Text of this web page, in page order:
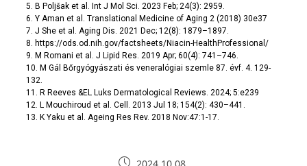
5. B Poljšak et al. Int J Mol Sci. 2023 Feb; 24(3): 2959.
6. Y Aman et al. Translational Medicine of Aging 2 (2018) 30e37
7. J She et al. Aging Dis. 2021 Dec; 12(8): 1879–1897.
8. https://ods.od.nih.gov/factsheets/Niacin-HealthProfessional/
9. M Romani et al. J Lipid Res. 2019 Apr; 60(4): 741–746.
10. M Gál Bőrgyógyászati és veneralógiai szemle 87. évf. 4. 129-
132.
11. R Reeves &EL Luks Dermatological Reviews. 2024; 5:e239
12. L Mouchiroud et al. Cell. 2013 Jul 18; 154(2): 430–441.
13. K Yaku et al. Ageing Res Rev. 2018 Nov:47:1-17.